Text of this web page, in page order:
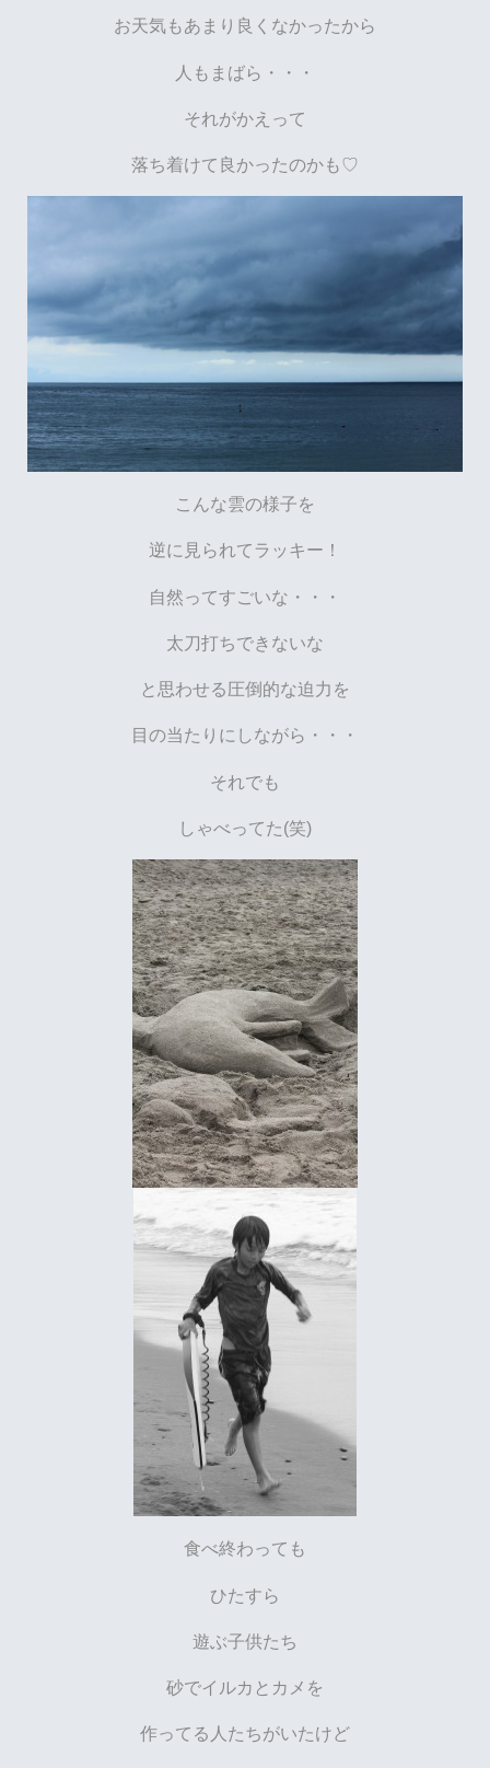
お天気もあまり良くなかったから
人もまばら・・・
それがかえって
落ち着けて良かったのかも♡
こんな雲の様子を
逆に見られてラッキー！
自然ってすごいな・・・
太刀打ちできないな
と思わせる圧倒的な迫力を
目の当たりにしながら・・・
それでも
しゃべってた(笑)
食べ終わっても
ひたすら
遊ぶ子供たち
砂でイルカとカメを
作ってる人たちがいたけど